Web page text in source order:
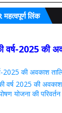
लिंक
वर्ष-2025 की
2025 की अवकाश
वर्ष 2025 की
योजना की